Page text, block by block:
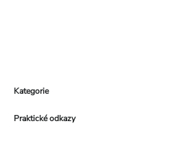
Kategorie
Praktické odkazy